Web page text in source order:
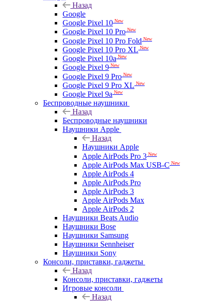
Назад
Google
Google Pixel 10 New
Google Pixel 10 Pro New
Google Pixel 10 Pro Fold New
Google Pixel 10 Pro XL New
Google Pixel 10a New
Google Pixel 9 New
Google Pixel 9 Pro New
Google Pixel 9 Pro XL New
Google Pixel 9a New
Беспроводные наушники
Назад
Беспроводные наушники
Наушники Apple
Назад
Наушники Apple
Apple AirPods Pro 3 New
Apple AirPods Max USB-C New
Apple AirPods 4
Apple AirPods Pro
Apple AirPods 3
Apple AirPods Max
Apple AirPods 2
Наушники Beats Audio
Наушники Bose
Наушники Samsung
Наушники Sennheiser
Наушники Sony
Консоли, приставки, гаджеты
Назад
Консоли, приставки, гаджеты
Игровые консоли
Назад